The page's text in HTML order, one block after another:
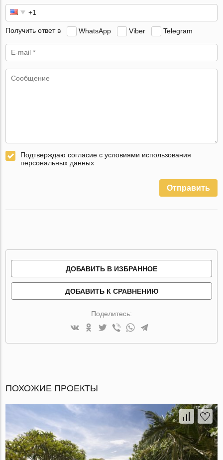
Получить ответ в WhatsApp Viber Telegram
Подтверждаю согласие с условиями использования
персональных данных
Отправить
ДОБАВИТЬ В ИЗБРАННОЕ
ДОБАВИТЬ К СРАВНЕНИЮ
Поделитесь:
ПОХОЖИЕ ПРОЕКТЫ